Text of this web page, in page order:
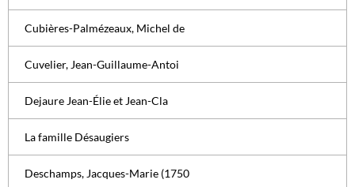
Cubières-Palmézeaux, Michel de
Cuvelier, Jean-Guillaume-Antoi
Dejaure Jean-Élie et Jean-Cla
La famille Désaugiers
Deschamps, Jacques-Marie (1750